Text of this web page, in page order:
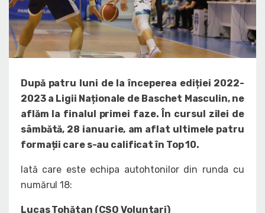
După patru luni de la începerea ediției 2022-
2023 a Ligii Naționale de Baschet Masculin, ne
aflăm la finalul primei faze. În cursul zilei de
sâmbătă, 28 ianuarie, am aflat ultimele patru
formații care s-au calificat în Top 10.
Iată care este echipa autohtonilor din runda cu
numărul 18:
Lucas Tohătan (CSO Voluntari)